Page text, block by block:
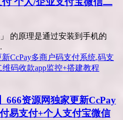
的原理是通过安装到手机的
666资源网独家更新CcPay
易支付+个人支付宝微信